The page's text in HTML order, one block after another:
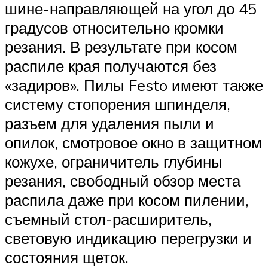
шине-направляющей на угол до 45
градусов относительно кромки
резания. В результате при косом
распиле края получаются без
«задиров». Пилы Festo имеют также
систему стопорения шпинделя,
разъем для удаления пыли и
опилок, смотровое окно в защитном
кожухе, ограничитель глубины
резания, свободный обзор места
распила даже при косом пилении,
съемный стол-расширитель,
световую индикацию перегрузки и
состояния щеток.